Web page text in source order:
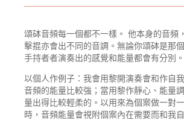
頌砵音頻每一個都不一樣。 他本身的音頻
擊掍亦會出不同的音調。無論你頌砵是那
手持者者演奏出的感覺和能量都會有分別。
以個人作例子：我會用黎開演奏會和作自
音頻的能量比較強；當用黎作靜心、能量
量出得比較輕柔的。以用來為個案做一對
時，音頻能量會視附個案內在需要而和我